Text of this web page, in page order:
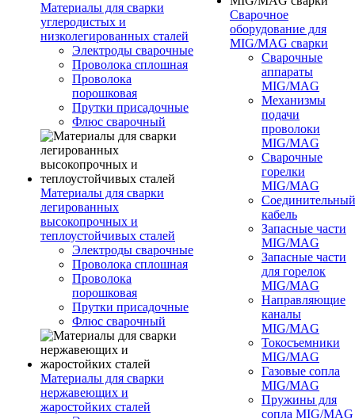
Материалы для сварки
углеродистых и
низколегированных сталей
Электроды сварочные
Проволока сплошная
Проволока
порошковая
Прутки присадочные
Флюс сварочный
Материалы для сварки
легированных
высокопрочных и
теплоустойчивых сталей
Электроды сварочные
Проволока сплошная
Проволока
порошковая
Прутки присадочные
Флюс сварочный
Материалы для сварки
нержавеющих и
жаростойких сталей
Сварочное
оборудование для
MIG/MAG сварки
Сварочные
аппараты
MIG/MAG
Механизмы
подачи
проволоки
MIG/MAG
Сварочные
горелки
MIG/MAG
Соединительный
кабель
Запасные части
MIG/MAG
Запасные части
для горелок
MIG/MAG
Направляющие
каналы
MIG/MAG
Токосъемники
MIG/MAG
Газовые сопла
MIG/MAG
Пружины для
сопла MIG/MAG